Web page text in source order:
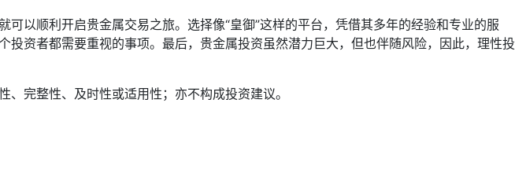
以顺利开启贵金属交易之旅。选择像“皇御”这样的平台，凭借其多年的经验和专业的服
资者都需要重视的事项。最后，贵金属投资虽然潜力巨大，但也伴随风险，因此，理性投
完整性、及时性或适用性；亦不构成投资建议。